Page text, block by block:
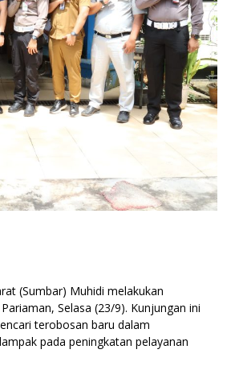
(Sumbar) Muhidi melakukan
Selasa (23/9). Kunjungan ini
terobosan baru dalam
pada peningkatan pelayanan